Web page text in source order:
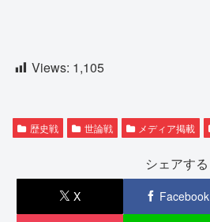
Views: 1,105
歴史戦 世論戦 メディア掲載
シェアする
X Facebook